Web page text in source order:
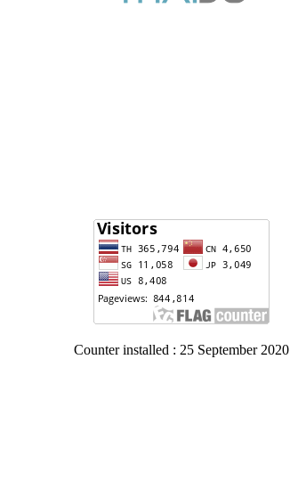
Counter installed : 25 September 2020